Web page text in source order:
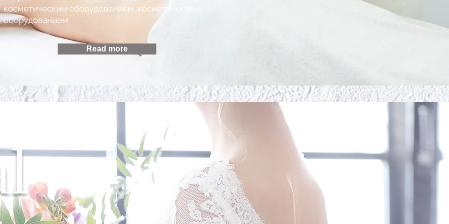
косметическим оборудованием. косметическим
оборудованием.
Read more